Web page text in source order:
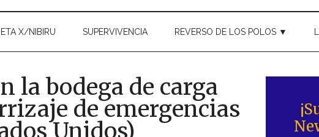
X/NIBIRU SUPERVIVENCIA REVERSO DE LOS POLOS ▼
la bodega de carga
de emergencias
Unidos)